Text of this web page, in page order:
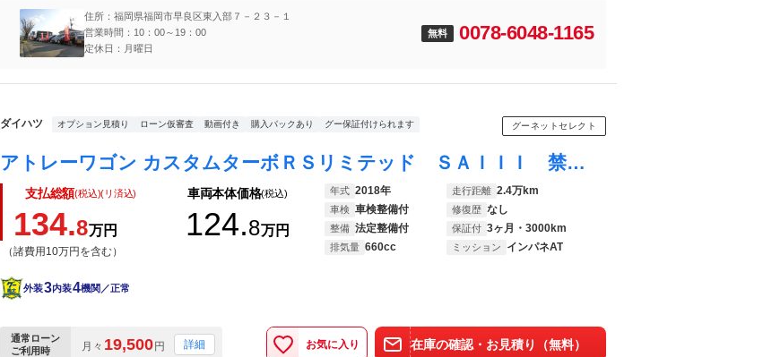
住所：福岡県福岡市早良区東入部７－２３－１
営業時間：10：00～19：00
定休日：月曜日
無料 0078-6048-1165
ダイハツ オプション見積り ローン仮審査 動画付き 購入パックあり グー保証付けられます グーネットセレクト
アトレーワゴン カスタムターボＲＳリミテッド ＳＡＩＩＩ 禁煙車 ハイルーフ ターボ 純正ディスプレイオーディオ ＣＤ／ＤＶＤ再生 Ｂｌｕｅｔｏｏｔｈ接続 ＵＳＢ バックカメラ キーレス パワースライドドア ブレーキアシスト レーンアシスト 純正１３ＡＷ
支払総額(税込)(リ済込)
134.8万円
（諸費用10万円を含む）
車両本体価格(税込)
124.8万円
年式 2018年 走行距離 2.4万km
車検 車検整備付 修復歴 なし
整備 法定整備付 保証付 3ヶ月・3000km
排気量 660cc ミッション インパネAT
外装3内装4機関／正常
通常ローン
ご利用時
月々 19,500円 詳細 お気に入り 在庫の確認・お見積り（無料）